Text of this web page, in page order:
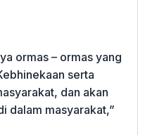
ormas – ormas yang
serta
dan akan
dalam masyarakat,”